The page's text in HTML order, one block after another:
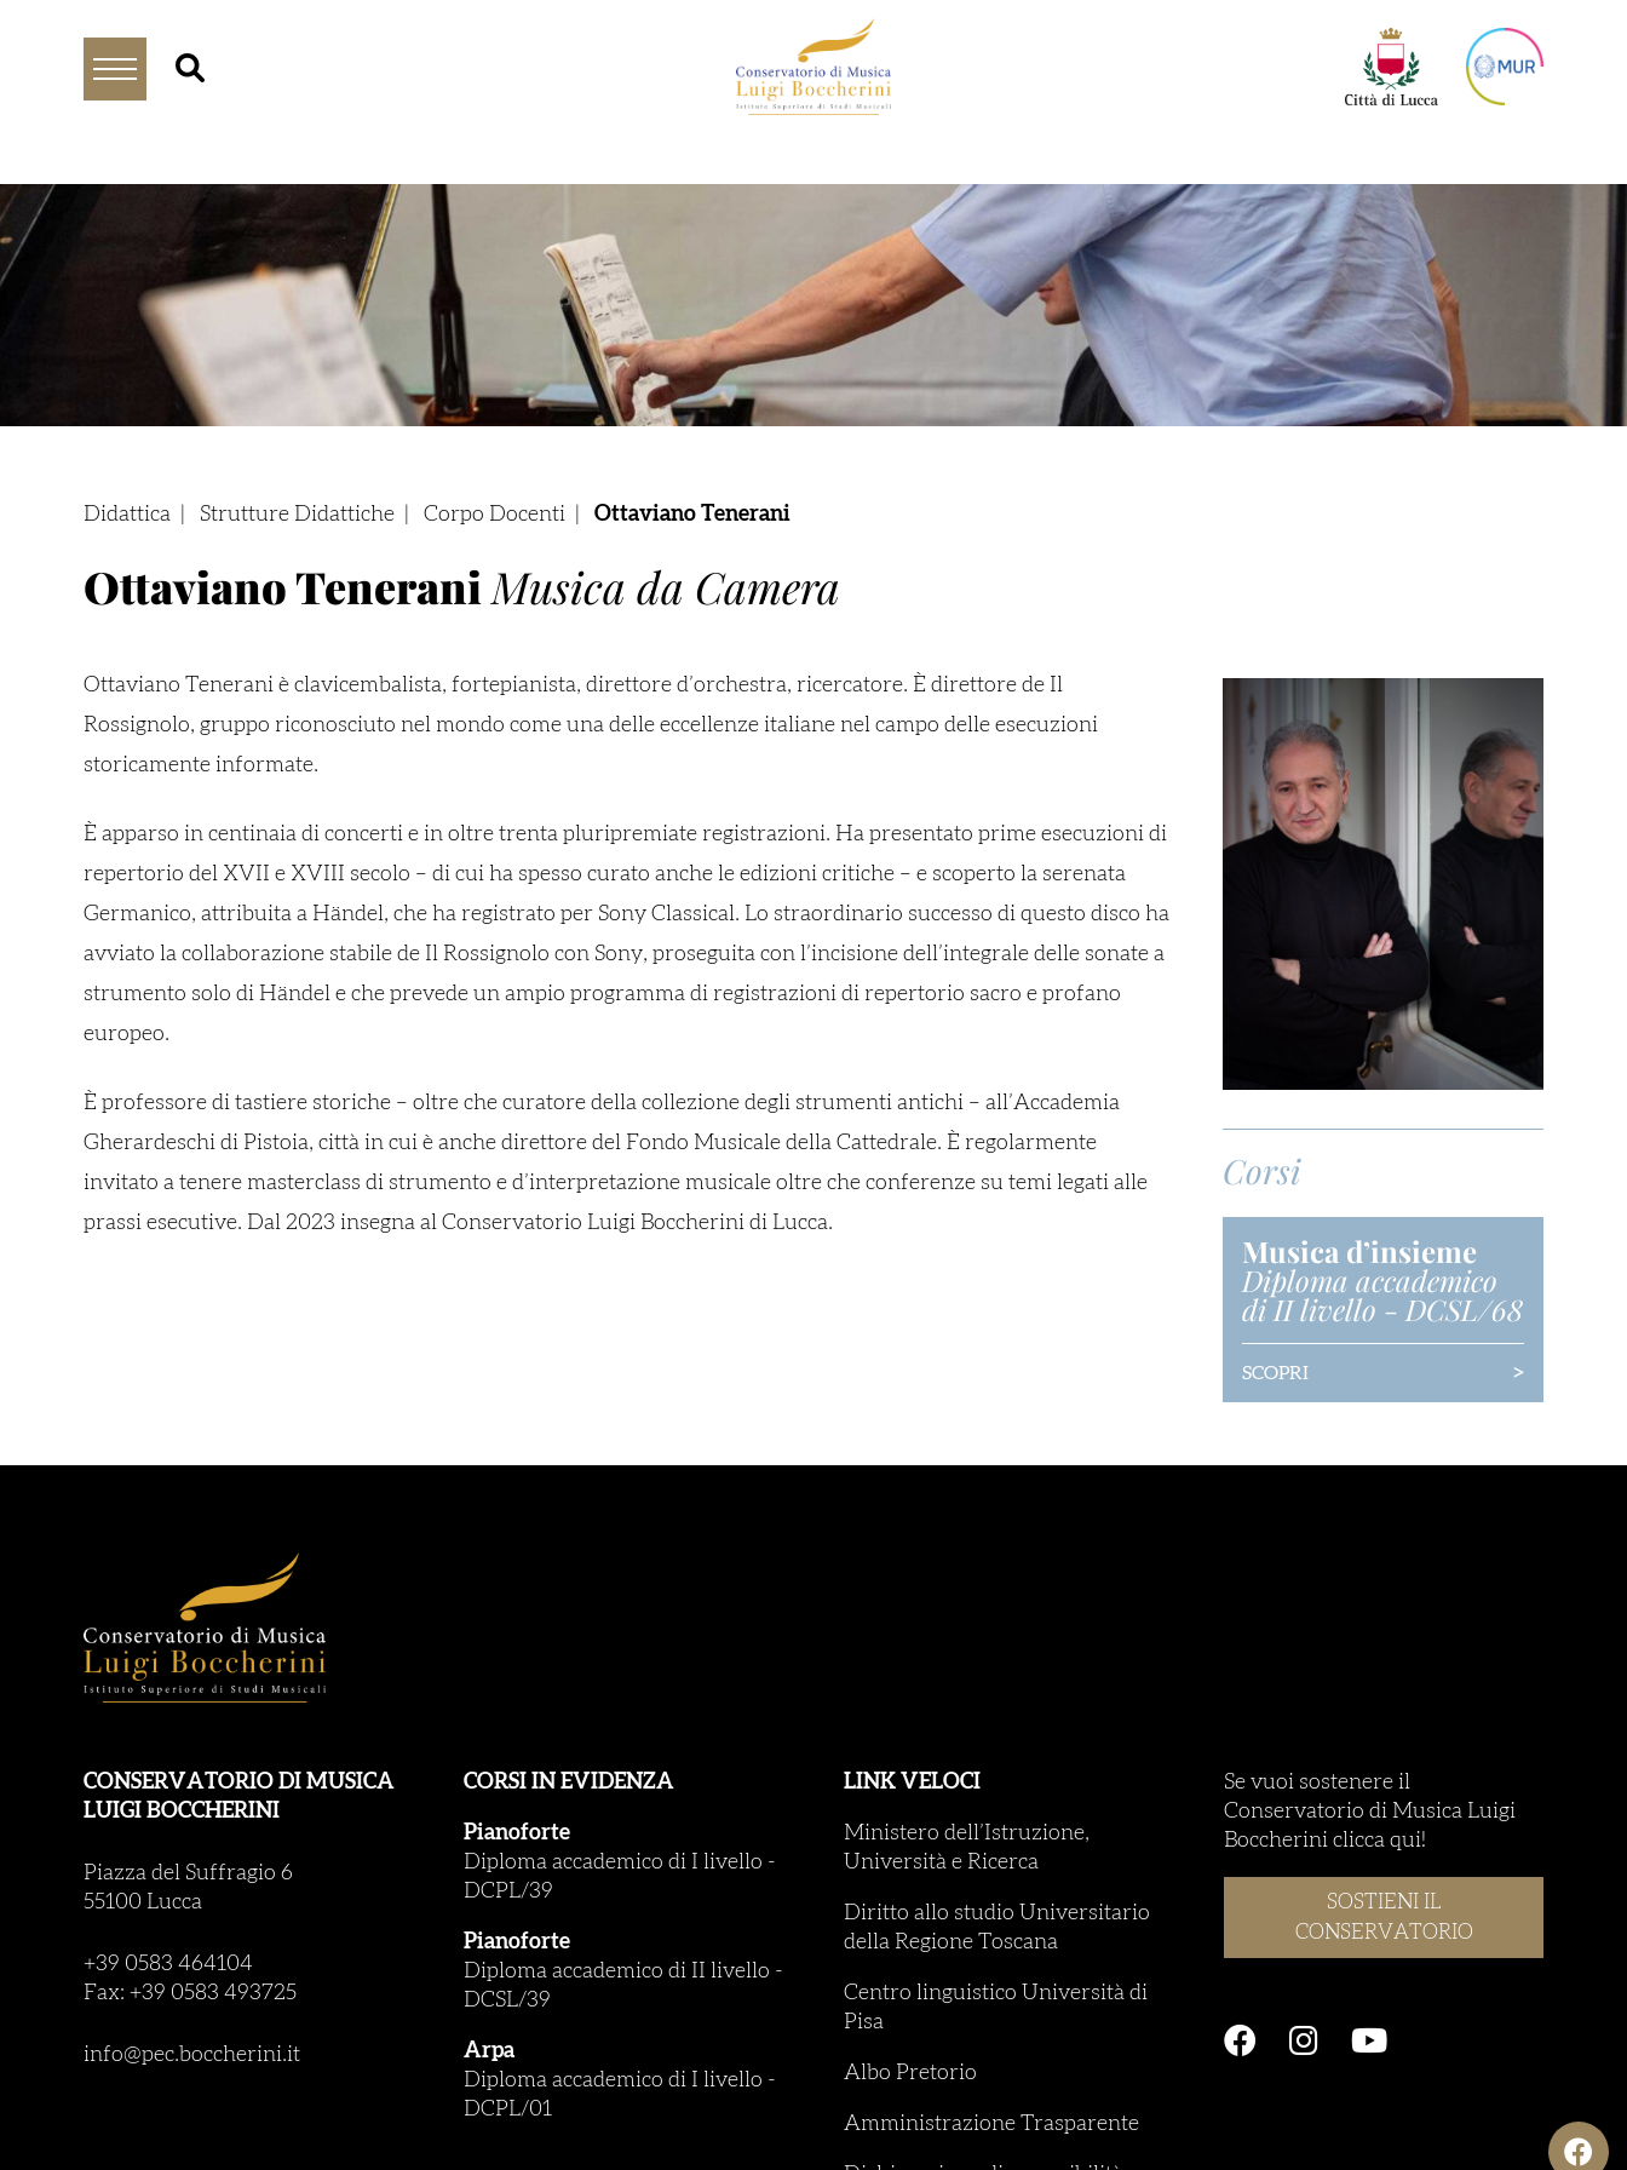
Didattica Strutture Didattiche Corpo Docenti Ottaviano Tenerani
Ottaviano Tenerani Musica da Camera
Ottaviano Tenerani è clavicembalista, fortepianista, direttore d’orchestra, ricercatore. È direttore de Il
Rossignolo, gruppo riconosciuto nel mondo come una delle eccellenze italiane nel campo delle esecuzioni
storicamente informate.
È apparso in centinaia di concerti e in oltre trenta pluripremiate registrazioni. Ha presentato prime esecuzioni di
repertorio del XVII e XVIII secolo – di cui ha spesso curato anche le edizioni critiche – e scoperto la serenata
Germanico, attribuita a Händel, che ha registrato per Sony Classical. Lo straordinario successo di questo disco ha
avviato la collaborazione stabile de Il Rossignolo con Sony, proseguita con l’incisione dell’integrale delle sonate a
strumento solo di Händel e che prevede un ampio programma di registrazioni di repertorio sacro e profano
europeo.
È professore di tastiere storiche – oltre che curatore della collezione degli strumenti antichi – all’Accademia
Gherardeschi di Pistoia, città in cui è anche direttore del Fondo Musicale della Cattedrale. È regolarmente
invitato a tenere masterclass di strumento e d’interpretazione musicale oltre che conferenze su temi legati alle
prassi esecutive. Dal 2023 insegna al Conservatorio Luigi Boccherini di Lucca.
Corsi
Musica d’insieme
Diploma accademico
di II livello - DCSL/68
SCOPRI >
CONSERVATORIO DI MUSICA
LUIGI BOCCHERINI
Piazza del Suffragio 6
55100 Lucca
+39 0583 464104
Fax: +39 0583 493725
info@pec.boccherini.it
CORSI IN EVIDENZA
Pianoforte
Diploma accademico di I livello -
DCPL/39
Pianoforte
Diploma accademico di II livello -
DCSL/39
Arpa
Diploma accademico di I livello -
DCPL/01
LINK VELOCI
Ministero dell’Istruzione,
Università e Ricerca
Diritto allo studio Universitario
della Regione Toscana
Centro linguistico Università di
Pisa
Albo Pretorio
Amministrazione Trasparente
Se vuoi sostenere il
Conservatorio di Musica Luigi
Boccherini clicca qui!
SOSTIENI IL
CONSERVATORIO